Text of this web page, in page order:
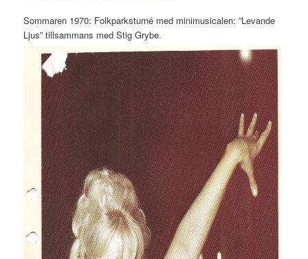
Sommaren 1970: Folkparksturné med minimusicalen: ”Levande
Ljus” tillsammans med Stig Grybe.